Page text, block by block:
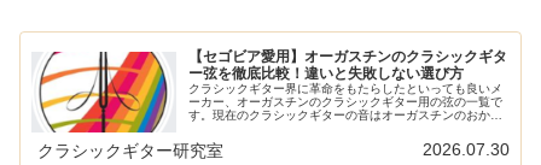
【セゴビア愛用】オーガスチンのクラシックギタ
ー弦を徹底比較！違いと失敗しない選び方
クラシックギター界に革命をもたらしたといっても良いメ
ーカー、オーガスチンのクラシックギター用の弦の一覧で
す。現在のクラシックギターの音はオーガスチンのおかげ
ことを最初に行ったのがオーガスチ...
クラシックギター研究室 2026.07.30